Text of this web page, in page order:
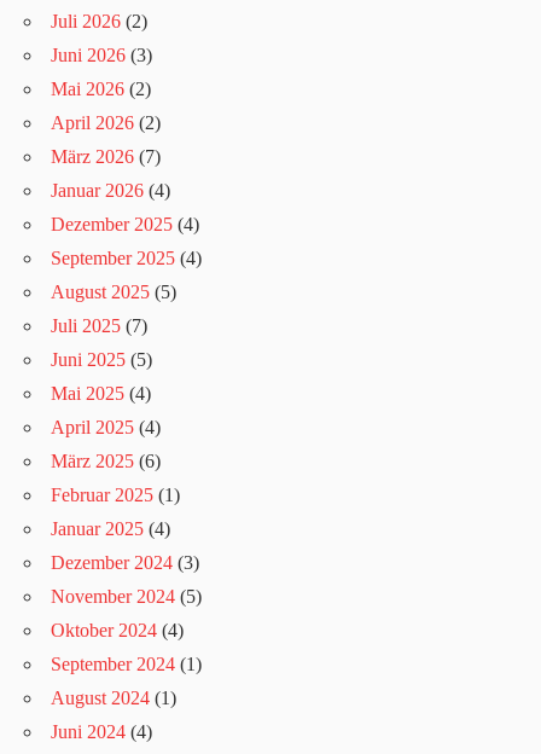
Juli 2026 (2)
Juni 2026 (3)
Mai 2026 (2)
April 2026 (2)
März 2026 (7)
Januar 2026 (4)
Dezember 2025 (4)
September 2025 (4)
August 2025 (5)
Juli 2025 (7)
Juni 2025 (5)
Mai 2025 (4)
April 2025 (4)
März 2025 (6)
Februar 2025 (1)
Januar 2025 (4)
Dezember 2024 (3)
November 2024 (5)
Oktober 2024 (4)
September 2024 (1)
August 2024 (1)
Juni 2024 (4)